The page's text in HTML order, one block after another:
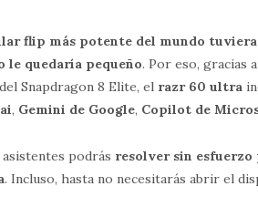
flip más potente del mundo
le quedaría pequeño. Por eso, gracias
Snapdragon 8 Elite, el razr 60 ultra
, Gemini de Google, Copilot de
asistentes podrás resolver sin
. Incluso, hasta no necesitarás abrir el